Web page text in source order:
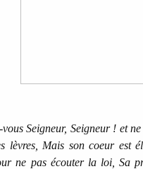
Seigneur, Seigneur ! et
lèvres, Mais son coeur est
ne pas écouter la loi, Sa